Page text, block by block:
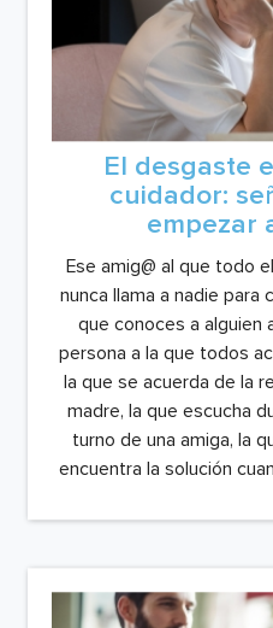
El desgaste
cuidador:
empezar
Ese amig@ al que todo
nunca llama a nadie para
que conoces a alguien
persona a la que todos
la que se acuerda de la
madre, la que escucha
turno de una amiga, la
encuentra la solución